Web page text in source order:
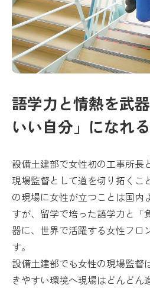
語学力と情熱を武
いい自分」になれ
設備土建部で女性初の工事所長
現場監督として道を切り拓くこ
の現場に女性が立つことは国内
すが、留学で培った語学力と「
器に、世界で活躍する女性フロ
す。
設備土建部でも女性の現場監督
きやすい環境へ現場はどんどん